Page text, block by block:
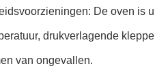
De oven is
drukverlagende
van ongevallen.